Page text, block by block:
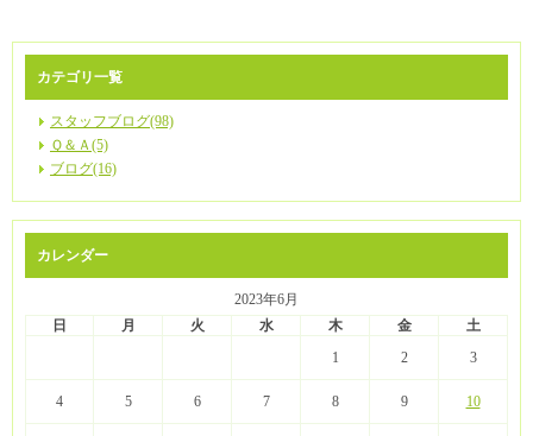
カテゴリ一覧
スタッフブログ(98)
Ｑ＆Ａ(5)
ブログ(16)
カレンダー
2023年6月
日
月 火 水 木 金
土
1
2 3
4 5 6 7 8 9 10